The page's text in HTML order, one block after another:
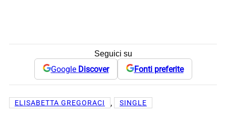
Seguici su
Google Discover Fonti preferite
ELISABETTA GREGORACI , SINGLE